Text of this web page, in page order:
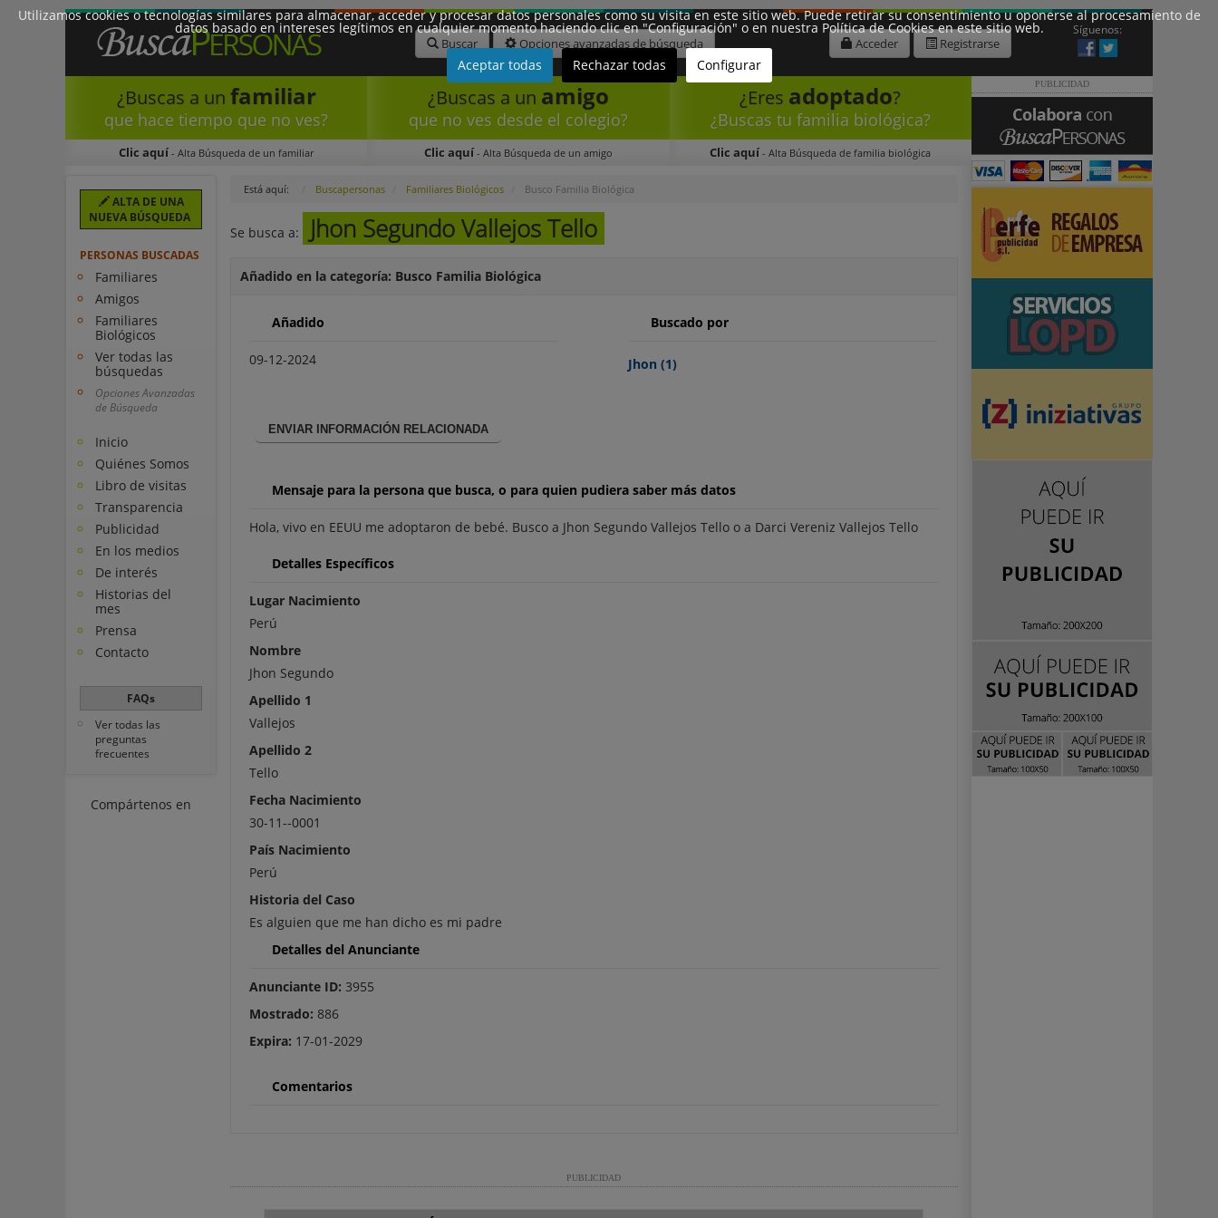
Buscar Opciones avanzadas de búsqueda Acceder Registrarse
Síguenos:
¿Buscas a un familiar
que hace tiempo que no ves?
Clic aquí- Alta Búsqueda de un familiar
¿Buscas a un amigo
que no ves desde el colegio?
Clic aquí- Alta Búsqueda de un amigo
¿Eres adoptado?
¿Buscas tu familia biológica?
Clic aquí- Alta Búsqueda de familia biológica
ALTA DE UNA
NUEVA BÚSQUEDA
PERSONAS BUSCADAS
Familiares
Amigos
Familiares
Biológicos
Ver todas las
búsquedas
Opciones Avanzadas
de Búsqueda
Inicio
Quiénes Somos
Libro de visitas
Transparencia
Publicidad
En los medios
De interés
Historias del
mes
Prensa
Contacto
FAQs
Ver todas las
preguntas
frecuentes
Compártenos en
Está aquí: Buscapersonas Familiares Biológicos Busco Familia Biológica
Se busca a: Jhon Segundo Vallejos Tello
Añadido en la categoría: Busco Familia Biológica
Añadido
09-12-2024
Buscado por
Jhon (1)
ENVIAR INFORMACIÓN RELACIONADA
Mensaje para la persona que busca, o para quien pudiera saber más datos
Hola, vivo en EEUU me adoptaron de bebé. Busco a Jhon Segundo Vallejos Tello o a Darci Vereniz Vallejos Tello
Detalles Específicos
Lugar Nacimiento
Perú
Nombre
Jhon Segundo
Apellido 1
Vallejos
Apellido 2
Tello
Fecha Nacimiento
30-11--0001
País Nacimiento
Perú
Historia del Caso
Es alguien que me han dicho es mi padre
Detalles del Anunciante
Anunciante ID: 3955
Mostrado: 886
Expira: 17-01-2029
Comentarios
PUBLICIDAD
PUBLICIDAD
Utilizamos cookies o tecnologías similares para almacenar, acceder y procesar datos personales como su visita en este sitio web. Puede retirar su consentimiento u oponerse al procesamiento de
datos basado en intereses legítimos en cualquier momento haciendo clic en "Configuración" o en nuestra Política de Cookies en este sitio web.
Aceptar todas Rechazar todas Configurar